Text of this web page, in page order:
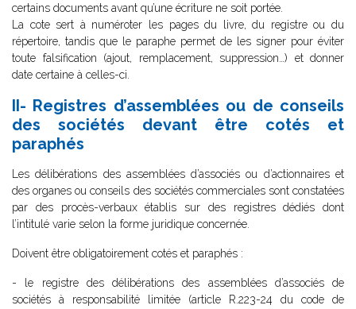
certains documents avant qu’une écriture ne soit portée.
La cote sert à numéroter les pages du livre, du registre ou du
répertoire, tandis que le paraphe permet de les signer pour éviter
toute falsification (ajout, remplacement, suppression…) et donner
date certaine à celles-ci.
II- Registres d’assemblées ou de conseils
des sociétés devant être cotés et
paraphés
Les délibérations des assemblées d’associés ou d’actionnaires et
des organes ou conseils des sociétés commerciales sont constatées
par des procès-verbaux établis sur des registres dédiés dont
l’intitulé varie selon la forme juridique concernée.
Doivent être obligatoirement cotés et paraphés :
- le registre des délibérations des assemblées d’associés de
sociétés à responsabilité limitée (article R.223-24 du code de